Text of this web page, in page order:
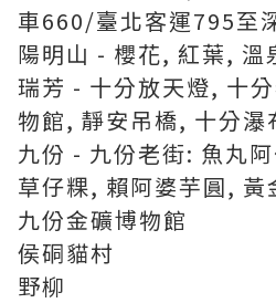
車660/臺北客運795至
陽明山 - 櫻花, 紅葉, 溫
瑞芳 - 十分放天燈, 十
物館, 靜安吊橋, 十分瀑
九份 - 九份老街: 魚丸
草仔粿, 賴阿婆芋圓,
九份金礦博物館
侯硐貓村
野柳